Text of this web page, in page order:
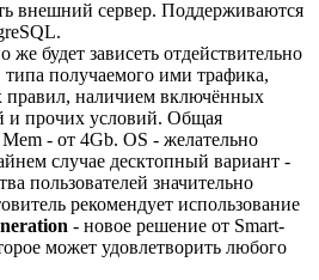
внешний сервер. Поддерживаются
же будет зависеть отдействительно
типа получаемого ими трафика,
правил, наличием включённых
и прочих условий. Общая
- от 4Gb. OS - желательно
случае десктопный вариант -
пользователей значительно
рекомендует использование
- новое решение от Smart-
может удовлетворить любого